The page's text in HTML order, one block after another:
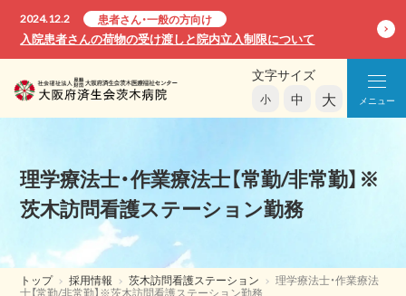
2024.12.2 患者さん・一般の方向け
入院患者さんの荷物の受け渡しと院内立入制限について
文字サイズ
小 中 大 メニュー
理学療法士・作業療法士【常勤/非常勤】※
茨木訪問看護ステーション勤務
トップ 採用情報 茨木訪問看護ステーション 理学療法士・作業療法
士【常勤/非常勤】※茨木訪問看護ステーション勤務